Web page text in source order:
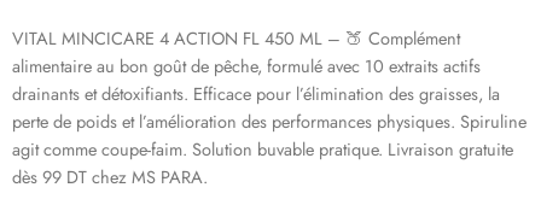
VITAL MINCICARE 4 ACTION FL 450 ML – 🍑 Complément
alimentaire au bon goût de pêche, formulé avec 10 extraits actifs
drainants et détoxifiants. Efficace pour l’élimination des graisses, la
perte de poids et l’amélioration des performances physiques. Spiruline
agit comme coupe-faim. Solution buvable pratique. Livraison gratuite
dès 99 DT chez MS PARA.